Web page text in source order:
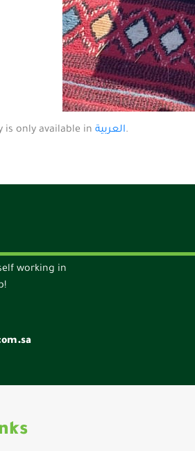
is only available in العربية.
working in